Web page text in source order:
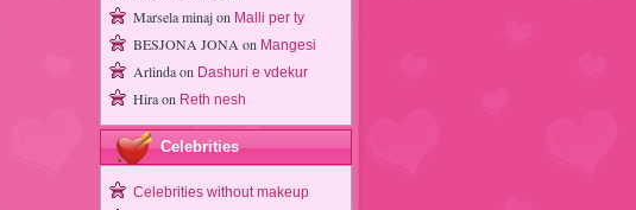
Marsela minajon Malli per ty
BESJONA JONA on Mangesi
Arlindaon Dashuri e vdekur
Hiraon Reth nesh
Celebrities
Celebrities without makeup